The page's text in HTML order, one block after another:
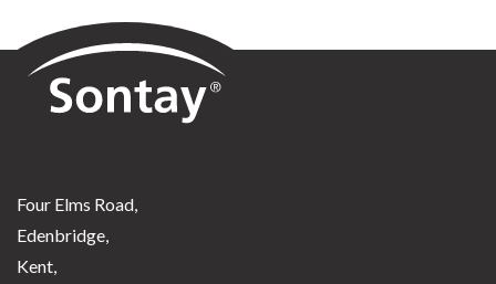
Sontay
Four Elms Road,
Edenbridge,
Kent,